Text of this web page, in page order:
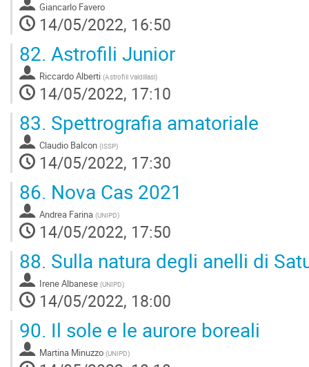
Giancarlo Favero
14/05/2022, 16:50
82. Astrofili Junior
Riccardo Alberti (Astrofili Valdillasi)
14/05/2022, 17:10
83. Spettrografia amatoriale
Claudio Balcon (ISSP)
14/05/2022, 17:30
86. Nova Cas 2021
Andrea Farina (UNIPD)
14/05/2022, 17:50
88. Sulla natura degli anelli di
Irene Albanese (UNIPD)
14/05/2022, 18:00
90. Il sole e le aurore boreali
Martina Minuzzo (UNIPD)